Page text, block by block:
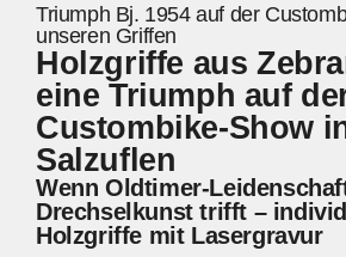
Triumph Bj. 1954 auf der
unseren Griffen
Holzgriffe aus
eine Triumph auf
Custombike-Show
Salzuflen
Wenn Oldtimer-
Drechselkunst trifft –
Holzgriffe mit Lasergravur